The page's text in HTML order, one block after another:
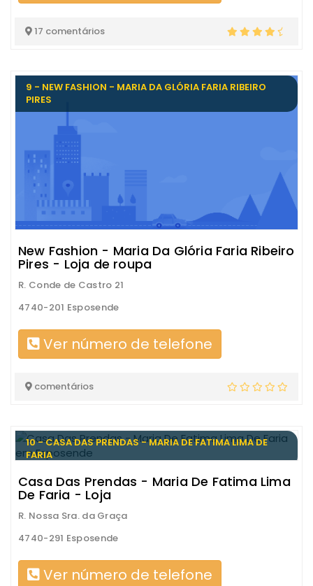
17 comentários
9 - NEW FASHION - MARIA DA GLÓRIA FARIA RIBEIRO
PIRES
New Fashion - Maria Da Glória Faria Ribeiro
Pires - Loja de roupa
R. Conde de Castro 21
4740-201 Esposende
Ver número de telefone
comentários
10 - CASA DAS PRENDAS - MARIA DE FATIMA LIMA DE
FARIA
Casa Das Prendas - Maria De Fatima Lima
De Faria - Loja
R. Nossa Sra. da Graça
4740-291 Esposende
Ver número de telefone